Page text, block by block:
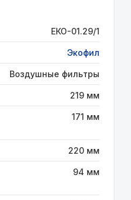
ЕКО-01.29/1
Экофил
Воздушные фильтры
219 мм
171 мм
220 мм
94 мм